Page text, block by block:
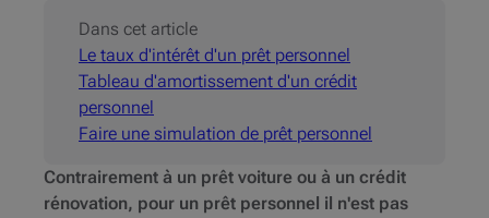
Dans cet article
Le taux d'intérêt d'un prêt personnel
Tableau d'amortissement d'un crédit
personnel
Faire une simulation de prêt personnel
Contrairement à un prêt voiture ou à un crédit
rénovation, pour un prêt personnel il n'est pas